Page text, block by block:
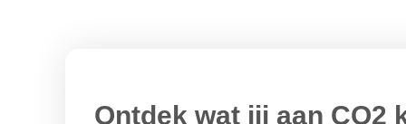
Ontdek wat jij aan CO2